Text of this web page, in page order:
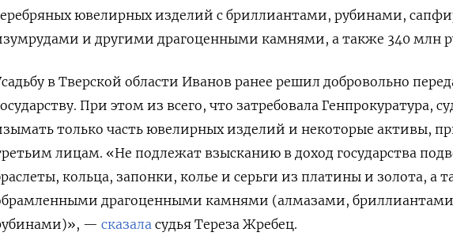
ювелирных изделий с бриллиантами, рубинами,
и другими драгоценными камнями, а также 340 млн
в Тверской области Иванов ранее решил добровольно
При этом из всего, что затребовала Генпрокуратура,
только часть ювелирных изделий и некоторые активы,
лицам. «Не подлежат взысканию в доход государства
кольца, запонки, колье и серьги из платины и золота, а
драгоценными камнями (алмазами,
— сказала судья Тереза Жребец.